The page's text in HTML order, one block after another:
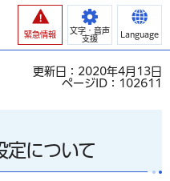
緊急情報
文字・音声
支援
Language
更新日：2020年4月13日
ページID：102611
定について